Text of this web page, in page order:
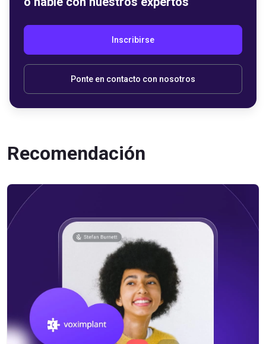
Inscribirse
Ponte en contacto con nosotros
Recomendación